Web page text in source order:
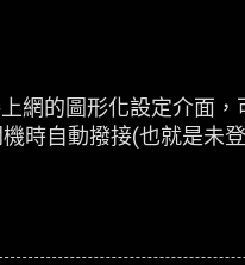
網的圖形化設定介面
時自動撥接(也就是未